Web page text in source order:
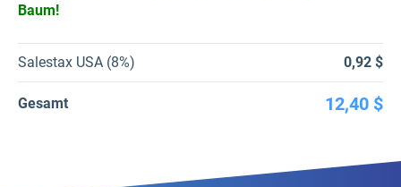
Baum!
Salestax USA (8%) 0,92 $
Gesamt 12,40 $